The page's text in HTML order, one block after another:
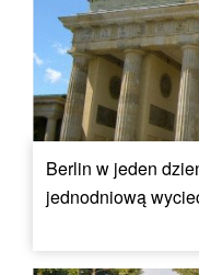
Berlin w jeden
jednodniową